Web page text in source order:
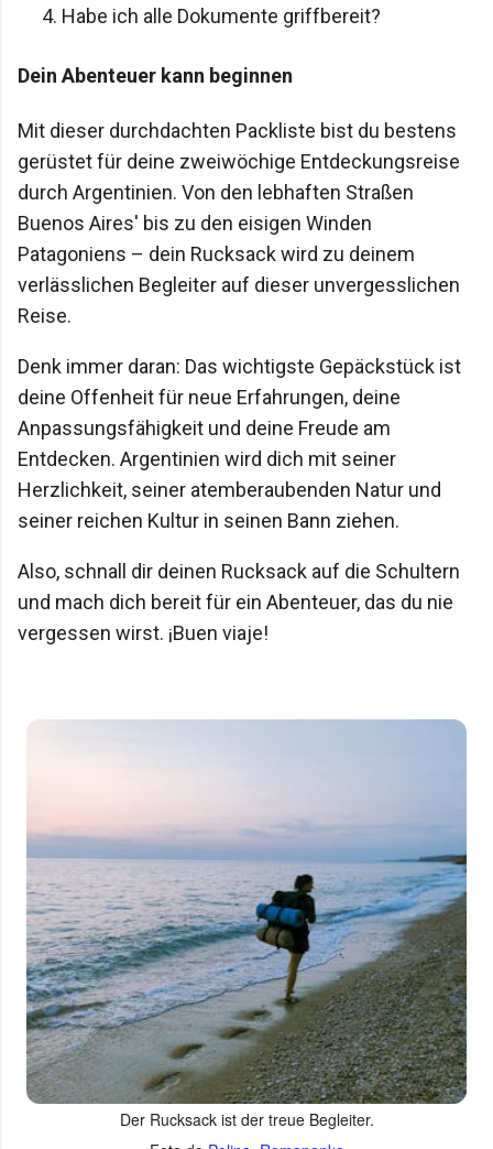
Habe ich alle Dokumente griffbereit?
Dein Abenteuer kann beginnen
Mit dieser durchdachten Packliste bist du bestens
gerüstet für deine zweiwöchige Entdeckungsreise
durch Argentinien. Von den lebhaften Straßen
Buenos Aires' bis zu den eisigen Winden
Patagoniens – dein Rucksack wird zu deinem
verlässlichen Begleiter auf dieser unvergesslichen
Reise.
Denk immer daran: Das wichtigste Gepäckstück ist
deine Offenheit für neue Erfahrungen, deine
Anpassungsfähigkeit und deine Freude am
Entdecken. Argentinien wird dich mit seiner
Herzlichkeit, seiner atemberaubenden Natur und
seiner reichen Kultur in seinen Bann ziehen.
Also, schnall dir deinen Rucksack auf die Schultern
und mach dich bereit für ein Abenteuer, das du nie
vergessen wirst. ¡Buen viaje!
Der Rucksack ist der treue Begleiter.